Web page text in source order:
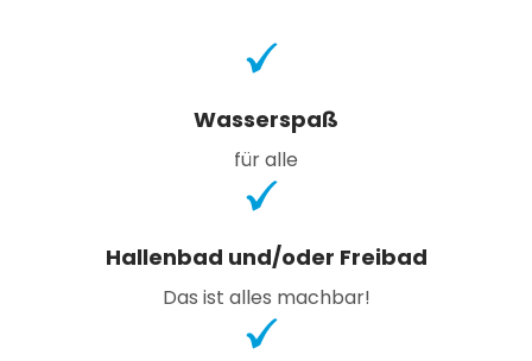
Wasserspaß
für alle
Hallenbad und/oder Freibad
Das ist alles machbar!